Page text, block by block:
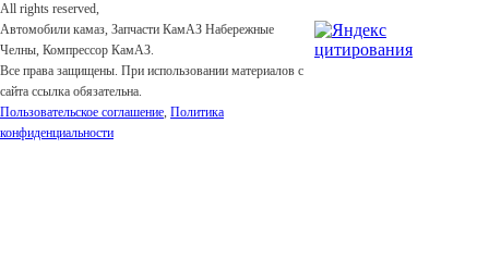
All rights reserved,
Автомобили камаз, Запчасти КамАЗ Набережные
Челны, Компрессор КамАЗ.
Все права защищены. При использовании материалов с
сайта ссылка обязательна.
Пользовательское соглашение, Политика
конфиденциальности